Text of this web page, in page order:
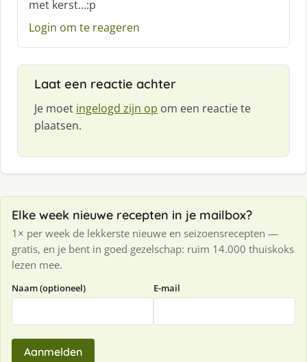
met kerst…:p
Login om te reageren
Laat een reactie achter
Je moet ingelogd zijn op om een reactie te
plaatsen.
Elke week nieuwe recepten in je mailbox?
1× per week de lekkerste nieuwe en seizoensrecepten —
gratis, en je bent in goed gezelschap: ruim 14.000 thuiskoks
lezen mee.
Naam (optioneel) E-mail
Aanmelden